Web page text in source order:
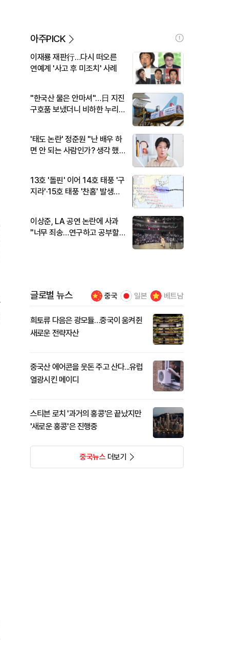
아주PICK
이재룡 재판行…다시 떠오른
연예계 '사고 후 미조치' 사례
"한국산 물은 안마셔"…日 지진
구호품 보냈더니 비하한 누리
'태도 논란' 정준원 "난 배우 하
면 안 되는 사람인가? 생각 했
13호 '돌핀' 이어 14호 태풍 '구
지라'·15호 태풍 '찬홈' 발생…
이상준, LA 공연 논란에 사과
"너무 죄송…연구하고 공부할
글로벌 뉴스 중국 일본 베트남
희토류 다음은 광모듈…중국이 움켜쥔
새로운 전략자산
중국산 에어콘을 웃돈 주고 산다...유럽
열광시킨 메이디
스티븐 로치 '과거의 홍콩'은 끝났지만
'새로운 홍콩'은 진행중
중국뉴스더보기